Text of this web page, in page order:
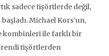
sadece tişörtlerde değil,
Michael Kors’un,
kombinleri ile farklı bir
tişörtlerden